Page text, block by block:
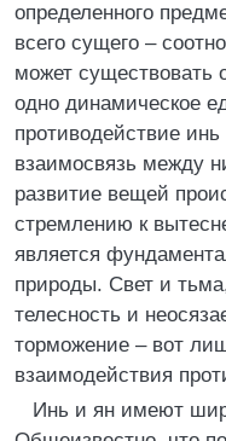
определенного
всего сущего –
может существовать
одно динамическое
противодействие
взаимосвязь между
развитие вещей
стремлению к
является
природы. Свет и
телесность и
торможение – вот
взаимодействия
Инь и ян имеют